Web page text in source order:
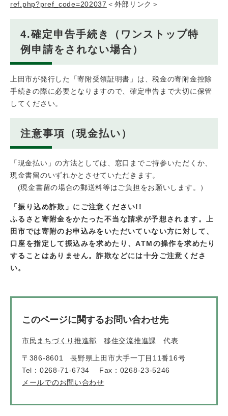
ref.php?pref_code=202037 ＜外部リンク＞
4.確定申告手続き（ワンストップ特
例申請をされない場合）
上田市が発行した「寄附受領証明書」は、税金の寄附金控除
手続きの際に必要となりますので、確定申告まで大切に保管
してください。
注意事項（現金払い）
「現金払い」の方法としては、窓口までご持参いただくか、
現金書留のいずれかとさせていただきます。
(現金書留の場合の郵送料等はご負担をお願いします。）
「振り込め詐欺」にご注意ください!!
ふるさと寄附金をかたった不当な請求が予想されます。上
田市では寄附のお申込みをいただいていない方に対して、
口座を指定して振込みを求めたり、ATMの操作を求めたり
することはありません。詐欺などには十分ご注意くださ
い。
このページに関するお問い合わせ先
市民まちづくり推進部 移住交流推進課 代表
〒386-8601
長野県上田市大手一丁目11番16号
Tel：0268-71-6734
Fax：0268-23-5246
メールでのお問い合わせ